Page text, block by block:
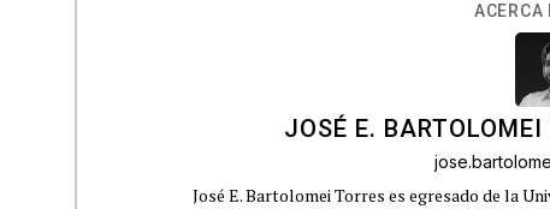
ACERCA
JOSÉ E. BARTOLOMEI
José E. Bartolomei Torres es egresado de la